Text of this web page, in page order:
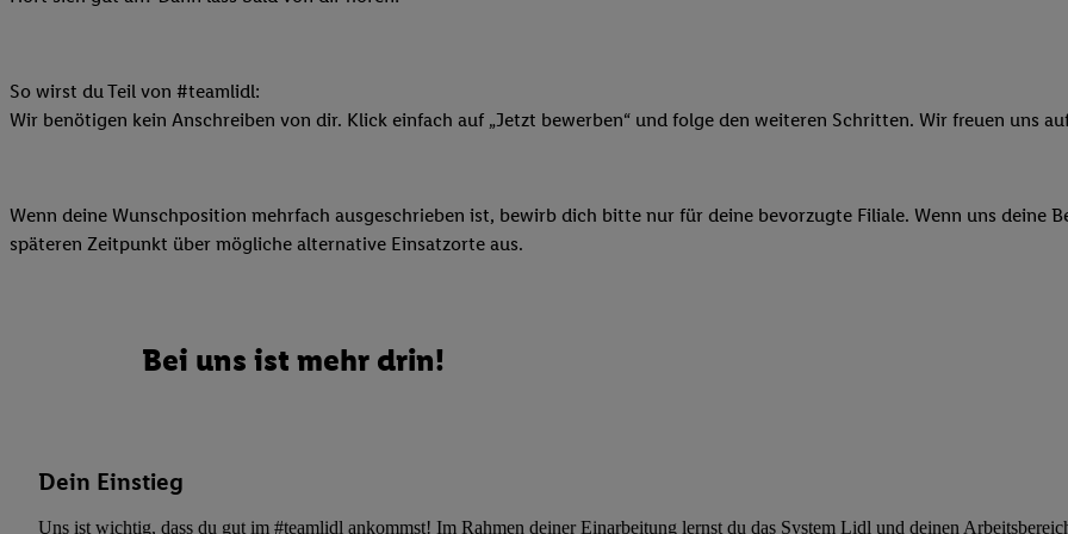
So wirst du Teil von #teamlidl:
Wir benötigen kein Anschreiben von dir. Klick einfach auf „Jetzt bewerben“ und folge den weiteren Schritten. Wir freuen uns
Wenn deine Wunschposition mehrfach ausgeschrieben ist, bewirb dich bitte nur für deine bevorzugte Filiale. Wenn uns deine
späteren Zeitpunkt über mögliche alternative Einsatzorte aus.
Bei uns ist mehr drin!
Dein Einstieg
Uns ist wichtig, dass du gut im #teamlidl ankommst! Im Rahmen deiner Einarbeitung lernst du das System Lidl und deinen
Anzeige von Werbung und Inhalten, Abgleichung und Kombination von Daten aus
Verwendung genauer Standortdaten. Erstellung von Profilen für personalisierte Werbung.
zur Auswahl personalisierter Werbung.